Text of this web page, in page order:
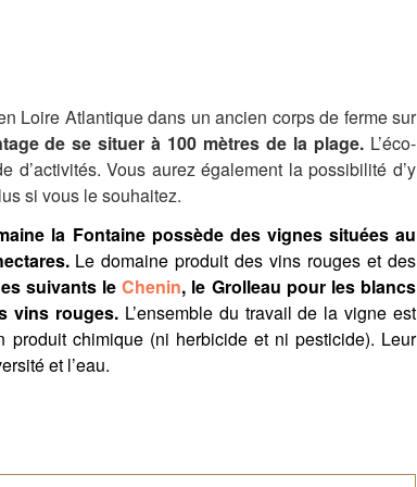
Loire Atlantique dans un ancien corps de ferme sur
de se situer à 100 mètres de la plage. L’éco-
Vous aurez également la possibilité d’y
si vous le souhaitez.
la Fontaine possède des vignes situées au
Le domaine produit des vins rouges et des
suivants leChenin, le Grolleau pour les blancs
vins rouges.L’ensemble du travail de la vigne est
chimique (ni herbicide et ni pesticide). Leur
et l’eau.